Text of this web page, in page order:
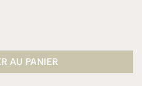
AU PANIER